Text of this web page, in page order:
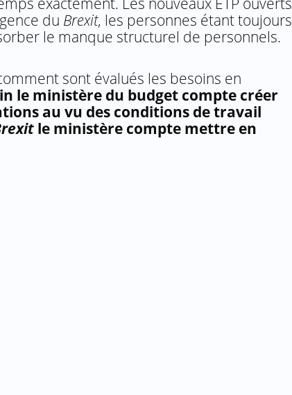
du Brexit, les personnes étant toujours
le manque structurel de personnels.
sont évalués les besoins en
le ministère du budget compte créer
au vu des conditions de travail
le ministère compte mettre en